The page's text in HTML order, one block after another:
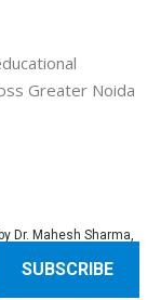
Greater Noida
Dr. Mahesh Sharma,
3, 2013 (Diwali).
News.Terms of use
SUBSCRIBE